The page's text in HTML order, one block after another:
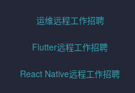
运维远程工作招聘
Flutter远程工作招聘
React Native远程工作招聘